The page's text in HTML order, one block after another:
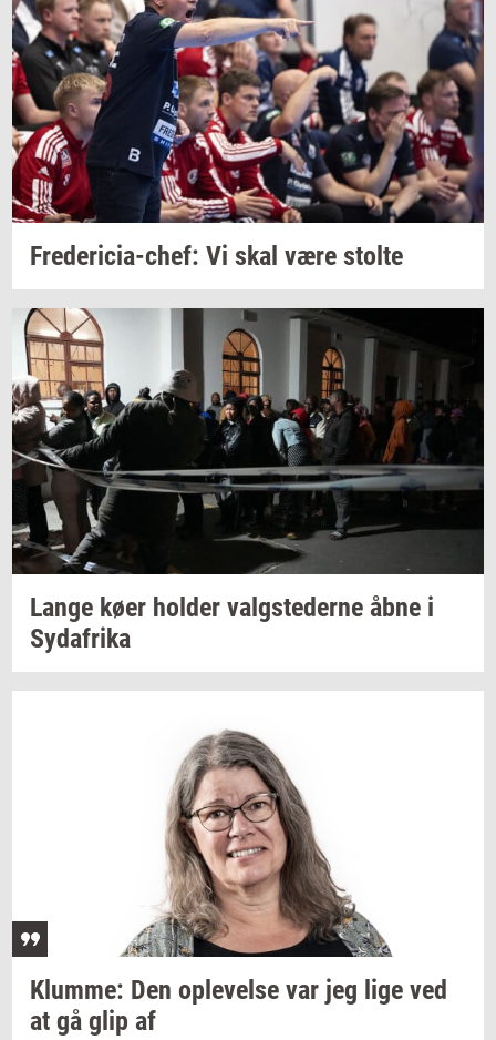
Fredericia-​chef: Vi skal være stol­te
Lange køer hol­der valg­ste­der­ne åbne i
Syd­afri­ka
Klum­me: Den op­le­vel­se var jeg lige ved
at gå glip af